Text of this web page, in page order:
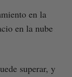
en la
en la nube
superar, y